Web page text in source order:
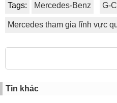
Tags: Mercedes-Benz G-
Mercedes tham gia lĩnh vực
Tin khác